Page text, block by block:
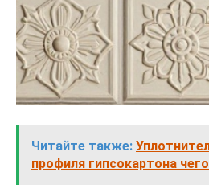
Читайте также:
профиля гипсокартона